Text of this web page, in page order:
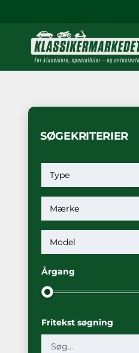
SØGEKRITERIER
Type
Mærke
Model
Årgang
Fritekst søgning